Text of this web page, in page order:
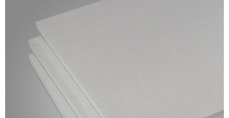
DIVISIÓN CONSTRUCCIÓN
Concrethome
Termopanel
Termoblock
Geoblock
Termoformas